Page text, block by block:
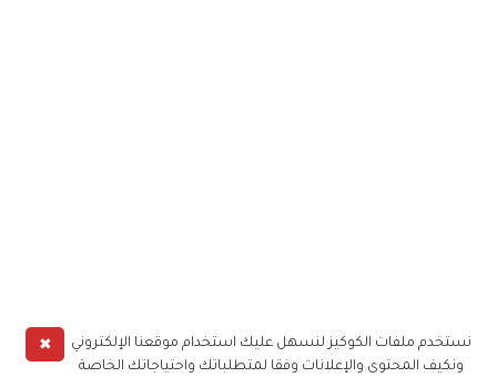
✖
نستخدم ملفات الكوكيز لنسهل عليك استخدام موقعنا الإلكتروني
ونكيف المحتوى والإعلانات وفقا لمتطلباتك واحتياجاتك الخاصة